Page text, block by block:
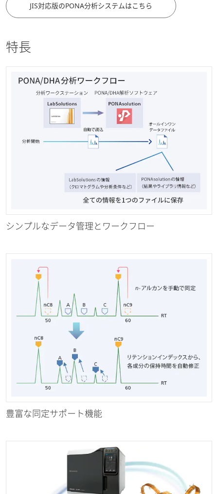
JIS対応版のPONA分析システムはこちら
特長
シンプルなデータ管理とワークフロー
豊富な同定サポート機能